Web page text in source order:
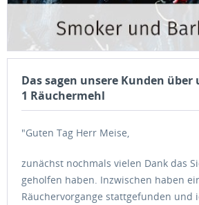
Das sagen unsere Kunden über
1 Räuchermehl
"Guten Tag Herr Meise,
zunächst nochmals vielen Dank das
geholfen haben. Inzwischen haben
Räuchervorgange stattgefunden und